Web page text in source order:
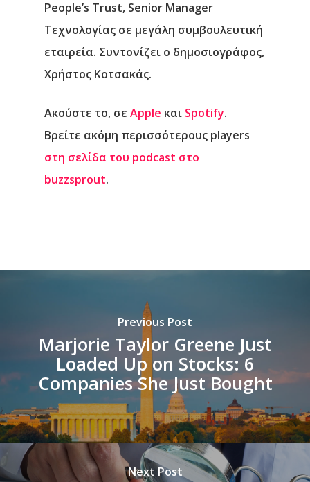
People’s Trust, Senior Manager
Τεχνολογίας σε μεγάλη συμβουλευτική
εταιρεία. Συντονίζει ο δημοσιογράφος,
Χρήστος Κοτσακάς.
Ακούστε το, σε Apple και Spotify.
Βρείτε ακόμη περισσότερους players
στη σελίδα του podcast στο
buzzsprout.
Previous Post
Marjorie Taylor Greene Just
Loaded Up on Stocks: 6
Companies She Just Bought
Next Post